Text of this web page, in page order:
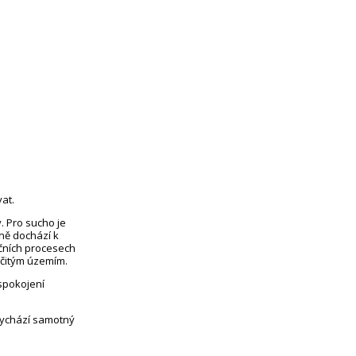
Pro sucho je
dochází k
procesech
územím.
samotný